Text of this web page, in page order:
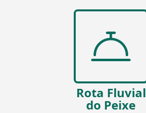
Rota Fluvial
do Peixe